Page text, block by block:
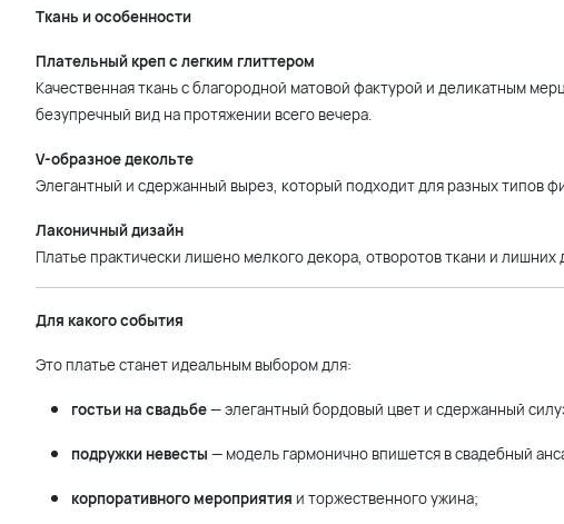
Ткань и особенности
Плательный креп с легким глиттером
Качественная ткань с благородной матовой фактурой и деликатным
безупречный вид на протяжении всего вечера.
V-образное декольте
Элегантный и сдержанный вырез, который подходит для разных типов
Лаконичный дизайн
Платье практически лишено мелкого декора, отворотов ткани и
Для какого события
Это платье станет идеальным выбором для:
гостьи на свадьбе— элегантный бордовый цвет и сдержанный
подружки невесты — модель гармонично впишется в свадебный
корпоративного мероприятия и торжественного ужина;